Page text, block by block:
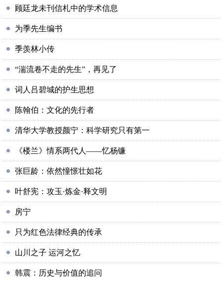
顾廷龙未刊信札中的学术信息
为季先生编书
季羡林小传
“湍流卷不走的先生”，再见了
词人吕碧城的护生思想
陈翰伯：文化的先行者
清华大学教授颜宁：科学研究只有第一
《楼兰》情系两代人——忆杨镰
张巨龄：依然憧憬壮如花
叶舒宪：攻玉·炼金·释文明
房宁
只为红色法律经典的传承
山川之子 运河之忆
韩震：历史与价值的追问